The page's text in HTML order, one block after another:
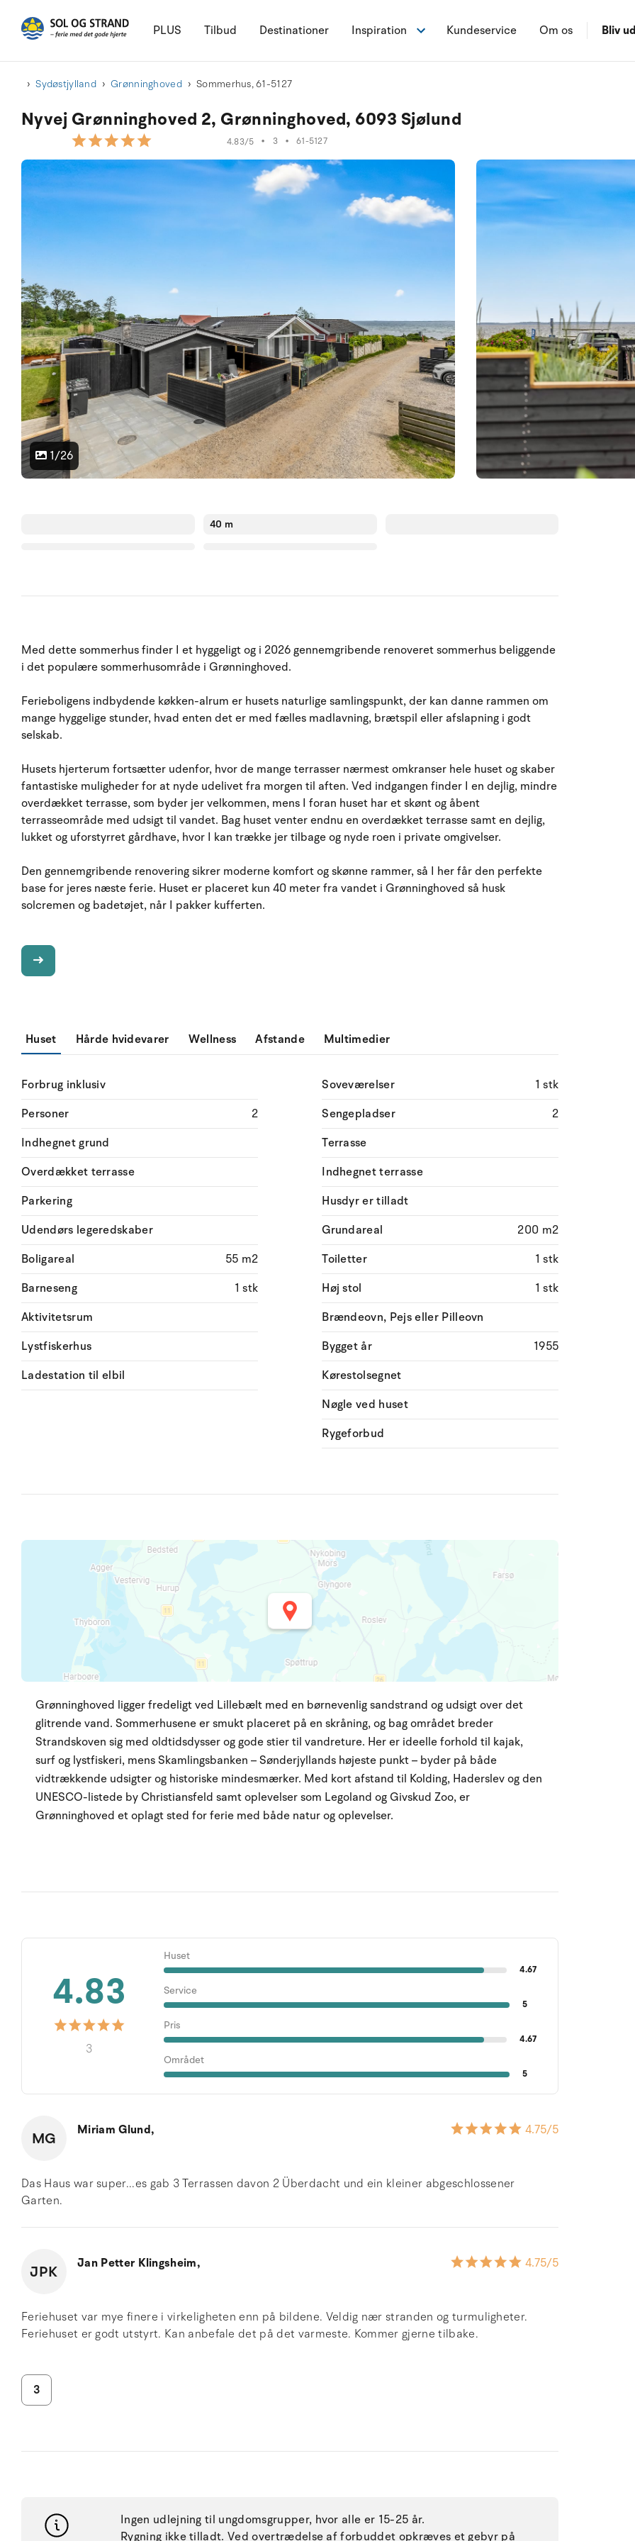
PLUS Tilbud Destinationer Inspiration Kundeservice Om os Bliv
Sydøstjylland Grønninghoved Sommerhus, 61-5127
Nyvej Grønninghoved 2, Grønninghoved, 6093 Sjølund
4.83/5 • 3 • 61-5127
1/26
40 m
Med dette sommerhus finder I et hyggeligt og i 2026 gennemgribende renoveret sommerhus beliggende
i det populære sommerhusområde i Grønninghoved.
Ferieboligens indbydende køkken-alrum er husets naturlige samlingspunkt, der kan danne rammen om
mange hyggelige stunder, hvad enten det er med fælles madlavning, brætspil eller afslapning i godt
selskab.
Husets hjerterum fortsætter udenfor, hvor de mange terrasser nærmest omkranser hele huset og skaber
fantastiske muligheder for at nyde udelivet fra morgen til aften. Ved indgangen finder I en dejlig, mindre
overdækket terrasse, som byder jer velkommen, mens I foran huset har et skønt og åbent
terrasseområde med udsigt til vandet. Bag huset venter endnu en overdækket terrasse samt en dejlig,
lukket og uforstyrret gårdhave, hvor I kan trække jer tilbage og nyde roen i private omgivelser.
Den gennemgribende renovering sikrer moderne komfort og skønne rammer, så I her får den perfekte
base for jeres næste ferie. Huset er placeret kun 40 meter fra vandet i Grønninghoved så husk
solcremen og badetøjet, når I pakker kufferten.
Huset Hårde hvidevarer Wellness Afstande Multimedier
Forbrug inklusiv
Personer
2
Indhegnet grund
Overdækket terrasse
Parkering
Udendørs legeredskaber
Boligareal
55 m2
Barneseng
1 stk
Aktivitetsrum
Lystfiskerhus
Ladestation til elbil
Soveværelser
1 stk
Sengepladser
2
Terrasse
Indhegnet terrasse
Husdyr er tilladt
Grundareal
200 m2
Toiletter
1 stk
Høj stol
1 stk
Brændeovn, Pejs eller Pilleovn
Bygget år
1955
Kørestolsegnet
Nøgle ved huset
Rygeforbud
Grønninghoved ligger fredeligt ved Lillebælt med en børnevenlig sandstrand og udsigt over det
glitrende vand. Sommerhusene er smukt placeret på en skråning, og bag området breder
Strandskoven sig med oldtidsdysser og gode stier til vandreture. Her er ideelle forhold til kajak,
surf og lystfiskeri, mens Skamlingsbanken – Sønderjyllands højeste punkt – byder på både
vidtrækkende udsigter og historiske mindesmærker. Med kort afstand til Kolding, Haderslev og den
UNESCO-listede by Christiansfeld samt oplevelser som Legoland og Givskud Zoo, er
Grønninghoved et oplagt sted for ferie med både natur og oplevelser.
4.83
3
Huset
4.67
Service
5
Pris
4.67
Området
5
MG Miriam Glund, 4.75/5
Das Haus war super...es gab 3 Terrassen davon 2 Überdacht und ein kleiner abgeschlossener
Garten.
JPK Jan Petter Klingsheim, 4.75/5
Feriehuset var mye finere i virkeligheten enn på bildene. Veldig nær stranden og turmuligheter.
Feriehuset er godt utstyrt. Kan anbefale det på det varmeste. Kommer gjerne tilbake.
3
Ingen udlejning til ungdomsgrupper, hvor alle er 15-25 år.
Rygning ikke tilladt. Ved overtrædelse af forbuddet opkræves et gebyr på
August 2026
31
33
34
35
36
27 28 29 30
10 11 12 13
17 18
24 25 26
31 1 2 3